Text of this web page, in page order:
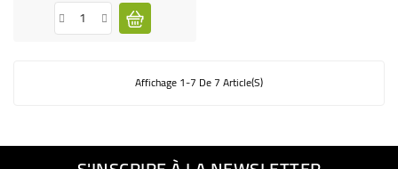
base
Affichage 1-7 De 7 Article(s)